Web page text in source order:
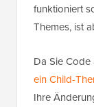
funktioniert
Themes, ist
Da Sie
ein Child-
Ihre